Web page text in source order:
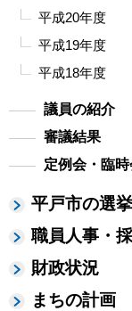
平成20年度
平成19年度
平成18年度
議員の紹介
審議結果
定例会・臨時
平戸市の選挙
職員人事・
財政状況
まちの計画